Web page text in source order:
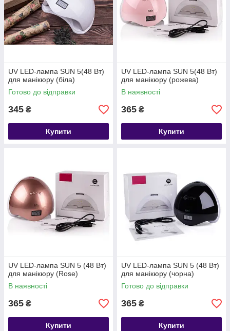
UV LED-лампа SUN 5(48 Вт)
для манікюру (біла)
Готово до відправки
345 ₴
Купити
UV LED-лампа SUN 5(48 Вт)
для манікюру (рожева)
В наявності
365 ₴
Купити
UV LED-лампа SUN 5 (48 Вт)
для манікюру (Rose)
В наявності
365 ₴
Купити
UV LED-лампа SUN 5 (48 Вт)
для манікюру (чорна)
Готово до відправки
365 ₴
Купити